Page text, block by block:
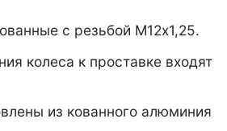
с резьбой М12х1,25.
колеса к проставке входят
из кованного алюминия